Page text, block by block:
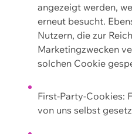
angezeigt werden,
erneut besucht.
Nutzern, die zur
Marketingzwecken
solchen Cookie
First-Party-Cookies:
von uns selbst